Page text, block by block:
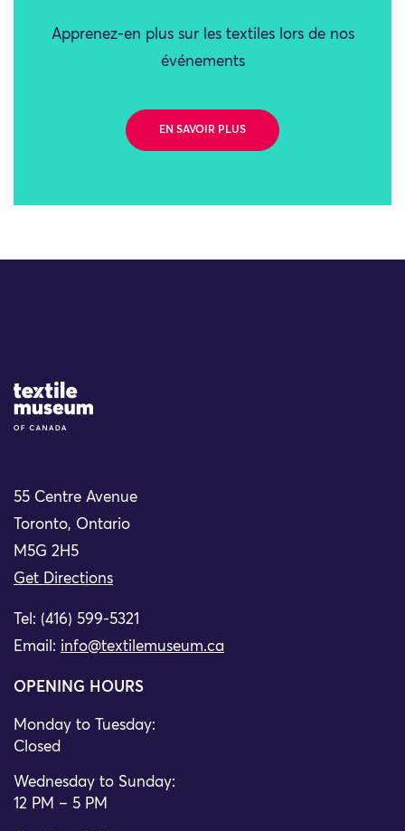
Apprenez-en plus sur les textiles lors de nos
événements
EN SAVOIR PLUS
Site Logo
55 Centre Avenue
Toronto, Ontario
M5G 2H5
Get Directions
Tel: (416) 599-5321
Email: info@textilemuseum.ca
OPENING HOURS
Monday to Tuesday:
Closed
Wednesday to Sunday:
12 PM – 5 PM